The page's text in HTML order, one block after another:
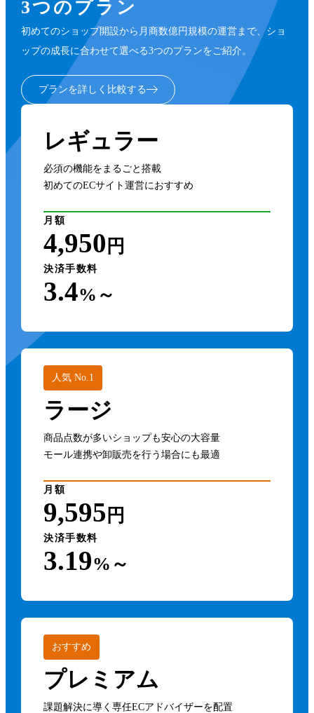
3つのプラン
初めてのショップ開設から月商数億円規模の運営まで、ショ
ップの成長に合わせて選べる3つのプランをご紹介。
プランを詳しく比較する
レギュラー
必須の機能をまるごと搭載
初めてのECサイト運営におすすめ
月額
4,950 円
決済手数料
3.4%～
人気 No.1
ラージ
商品点数が多いショップも安心の大容量
モール連携や卸販売を行う場合にも最適
月額
9,595 円
決済手数料
3.19%～
おすすめ
プレミアム
課題解決に導く専任ECアドバイザーを配置